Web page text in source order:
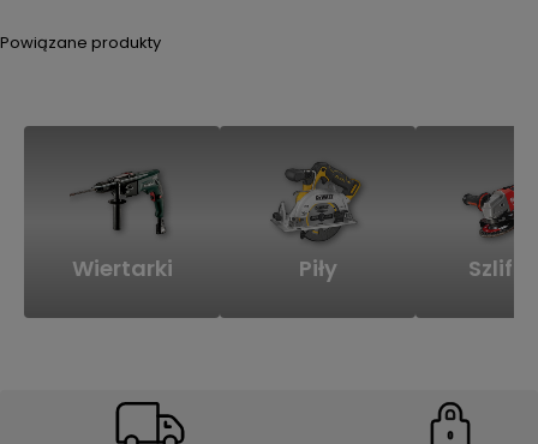
Powiązane produkty
Wiertarki Piły